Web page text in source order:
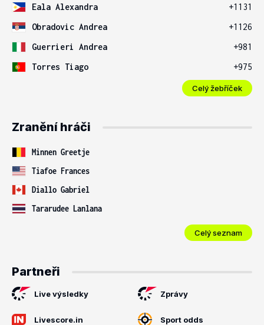
Eala Alexandra
+1131
Obradovic Andrea
+1126
Guerrieri Andrea
+981
Torres Tiago
+975
Celý žebříček
Zranění hráči
Minnen Greetje
Tiafoe Frances
Diallo Gabriel
Tararudee Lanlana
Celý seznam
Partneři
Live výsledky Zprávy
Livescore.in Sport odds